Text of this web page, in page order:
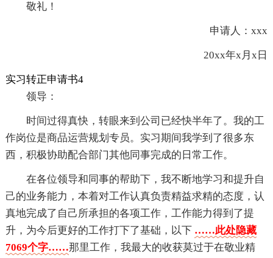
敬礼！
申请人：xxx
20xx年x月x日
实习转正申请书4
领导：
时间过得真快，转眼来到公司已经快半年了。我的工
作岗位是商品运营规划专员。实习期间我学到了很多东
西，积极协助配合部门其他同事完成的日常工作。
在各位领导和同事的帮助下，我不断地学习和提升自
己的业务能力，本着对工作认真负责精益求精的态度，认
真地完成了自己所承担的各项工作，工作能力得到了提
升，为今后更好的工作打下了基础，以下 ……此处隐藏
7069个字……那里工作，我最大的收获莫过于在敬业精